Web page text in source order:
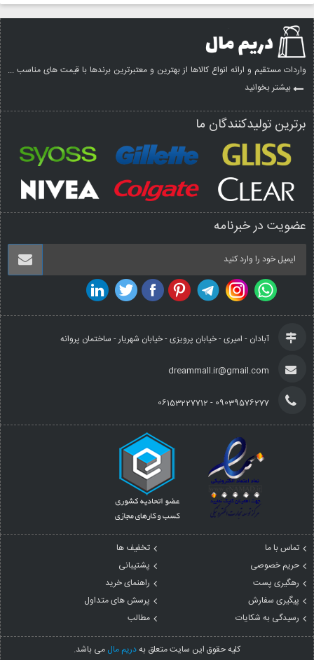
واردات مستقیم و ارائه انواع کالاها از بهترین و معتبرترین برندها با قیمت های مناسب ...
بیشتر بخوانید
برترین تولیدکنندگان ما
عضویت در خبرنامه
آبادان - امیری - خیابان پرویزی - خیابان شهریار - ساختمان پروانه
dreammall.ir@gmail.com
09039576277 - 06153227712
تماس با ما
تخفیف ها
حریم خصوصی
پشتیبانی
رهگیری پست
راهنمای خرید
پیگیری سفارش
پرسش های متداول
رسیدگی به شکایات
مطالب
کليه حقوق اين سايت متعلق بهدریم مال می باشد.